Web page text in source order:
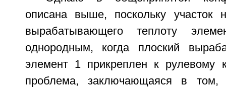
описана выше, поскольку участок
вырабатывающего теплоту
однородным, когда плоский
элемент 1 прикреплен к рулевому
проблема, заключающаяся в том,